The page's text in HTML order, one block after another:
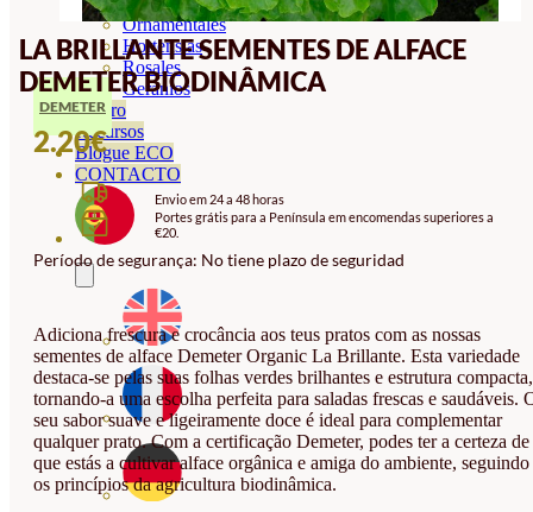
Ornamentales
Hortensias
Rosales
Geranios
Vivero
Recursos
Blogue ECO
CONTACTO
LA BRILLANTE SEMENTES DE ALFACE
DEMETER BIODINÂMICA
DEMETER
2.20€
Envio em 24 a 48 horas
Portes grátis para a Península em encomendas superiores a
€20.
Período de segurança: No tiene plazo de seguridad
Adiciona frescura e crocância aos teus pratos com as nossas
sementes de alface Demeter Organic La Brillante. Esta variedade
destaca-se pelas suas folhas verdes brilhantes e estrutura compacta,
tornando-a uma escolha perfeita para saladas frescas e saudáveis.
seu sabor suave e ligeiramente doce é ideal para complementar
qualquer prato. Com a certificação Demeter, podes ter a certeza de
que estás a cultivar alface orgânica e amiga do ambiente, seguindo
os princípios da agricultura biodinâmica.